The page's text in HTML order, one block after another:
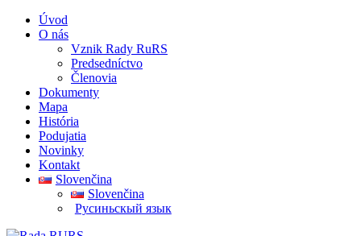
Úvod
O nás
Vznik Rady RuRS
Predsedníctvo
Členovia
Dokumenty
Mapa
História
Podujatia
Novinky
Kontakt
Slovenčina
Slovenčina
Pусиньскый язык